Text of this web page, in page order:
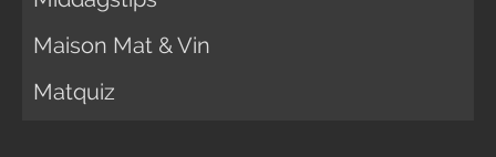
Maison Mat & Vin
Matquiz